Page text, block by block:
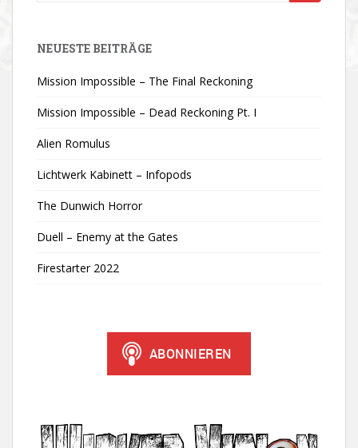
NEUESTE BEITRÄGE
Mission Impossible – The Final Reckoning
Mission Impossible – Dead Reckoning Pt. I
Alien Romulus
Lichtwerk Kabinett – Infopods
The Dunwich Horror
Duell – Enemy at the Gates
Firestarter 2022